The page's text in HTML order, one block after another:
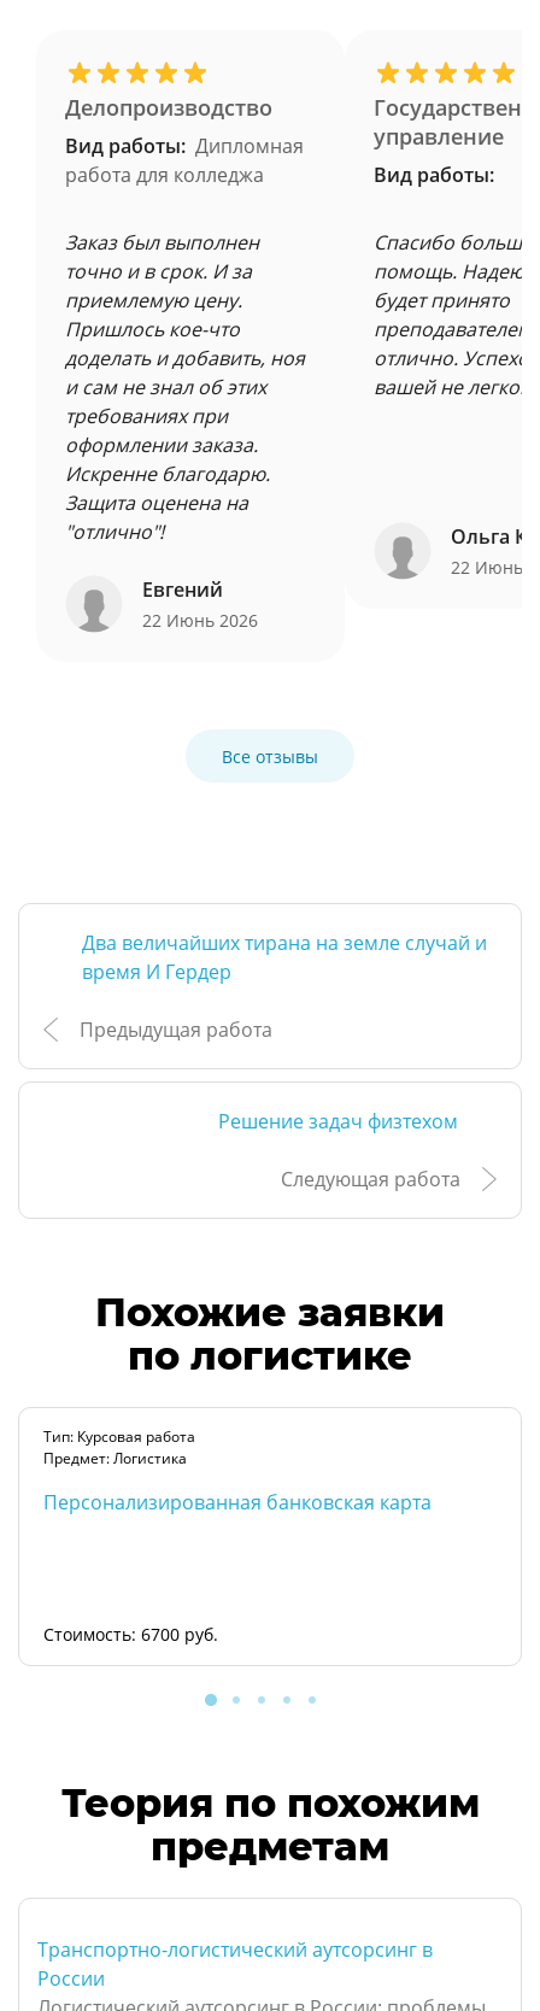
Делопроизводство
Вид работы: Дипломная
работа для колледжа
Заказ был выполнен
точно и в срок. И за
приемлемую цену.
Пришлось кое-что
доделать и добавить, ноя
и сам не знал об этих
требованиях при
оформлении заказа.
Искренне благодарю.
Защита оценена на
"отлично"!
Евгений
22 Июнь 2026
управление
Вид работы:
Спасибо
помощь.
будет принято
преподавателем
отлично.
вашей не легкой
Ольга
22 Июнь
Все отзывы
Два величайших тирана на земле случай и
время И Гердер
Предыдущая работа
Решение задач физтехом
Следующая работа
Похожие заявки
по логистике
Тип: Курсовая работа
Предмет: Логистика
Персонализированная банковская карта
Стоимость: 6700 руб.
Теория по похожим
предметам
Транспортно-логистический аутсорсинг в
России